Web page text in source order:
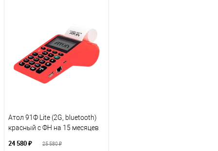
Атол 91Ф Lite (2G, bluetooth)
красный с ФН на 15 месяцев
24 580 ₽ 25 580 ₽